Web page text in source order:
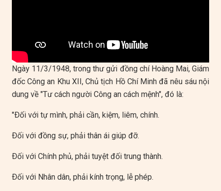
Ngày 11/3/1948, trong thư gửi đồng chí Hoàng Mai, Giám
đốc Công an Khu XII, Chủ tịch Hồ Chí Minh đã nêu sáu nội
dung về "Tư cách người Công an cách mệnh", đó là:
"Ðối với tự mình, phải cần, kiệm, liêm, chính.
Ðối với đồng sự, phải thân ái giúp đỡ.
Ðối với Chính phủ, phải tuyệt đối trung thành.
Ðối với Nhân dân, phải kính trọng, lễ phép.